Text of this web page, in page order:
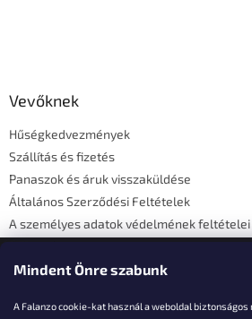
Mindent Önre szabunk
A Falanzo cookie-kat használ a weboldal
Vevőknek
Hűségkedvezmények
Szállítás és fizetés
Panaszok és áruk visszaküldése
Általános Szerződési Feltételek
A személyes adatok védelmének feltételei
Elérhetőségi adatok